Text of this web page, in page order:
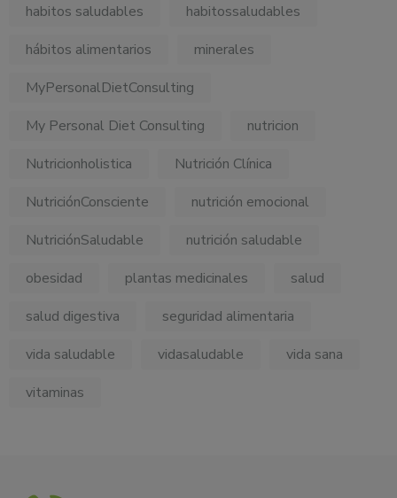
habitos saludables
habitossaludables
hábitos alimentarios
minerales
MyPersonalDietConsulting
My Personal Diet Consulting
nutricion
Nutricionholistica
Nutrición Clínica
NutriciónConsciente
nutrición emocional
NutriciónSaludable
nutrición saludable
obesidad
plantas medicinales
salud
salud digestiva
seguridad alimentaria
vida saludable
vidasaludable
vida sana
vitaminas